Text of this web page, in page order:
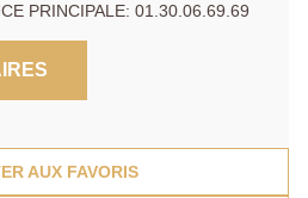
PRINCIPALE: 01.30.06.69.69
AUX FAVORIS